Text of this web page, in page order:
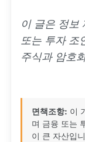
이 글은 정보
또는 투자 조
주식과 암호
면책조항: 이
며 금융 또는
이 큰 자산입